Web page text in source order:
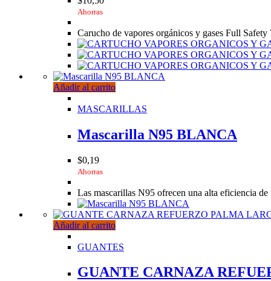
Ahorras
Carucho de vapores orgánicos y gases Full Safety
Añadir al carrito
MASCARILLAS
Mascarilla N95 BLANCA
$0,19
Ahorras
Las mascarillas N95 ofrecen una alta eficiencia
Añadir al carrito
GUANTES
GUANTE CARNAZA